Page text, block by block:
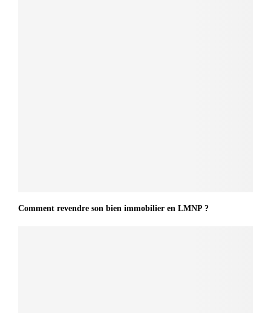
Comment revendre son bien immobilier en LMNP ?